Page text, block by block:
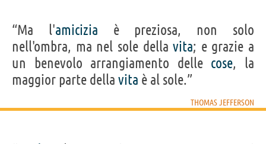
“Ma l'amicizia è preziosa, non solo
nell'ombra, ma nel sole dellavita; e grazie a
un benevolo arrangiamento delle cose, la
maggior parte della vita è al sole.”
THOMAS JEFFERSON